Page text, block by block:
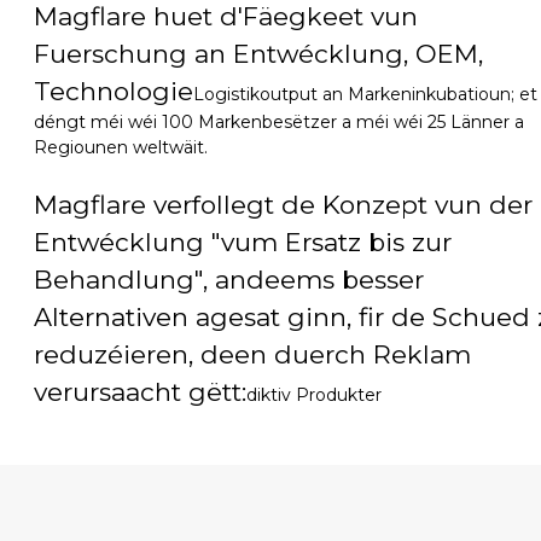
Magflare huet d'Fäegkeet vun
Fuerschung an Entwécklung, OEM,
Technologie Logistikoutput an Markeninkubatioun; et
déngt méi wéi 100 Markenbesëtzer a méi wéi 25 Länner a
Regiounen weltwäit.
Magflare verfollegt de Konzept vun der
Entwécklung "vum Ersatz bis zur
Behandlung", andeems besser
Alternativen agesat ginn, fir de Schued
reduzéieren, deen duerch Reklam
verursaacht gëtt:diktiv Produkter